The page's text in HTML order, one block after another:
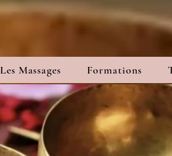
Les Massages Formations